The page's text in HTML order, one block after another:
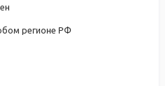
регионе РФ